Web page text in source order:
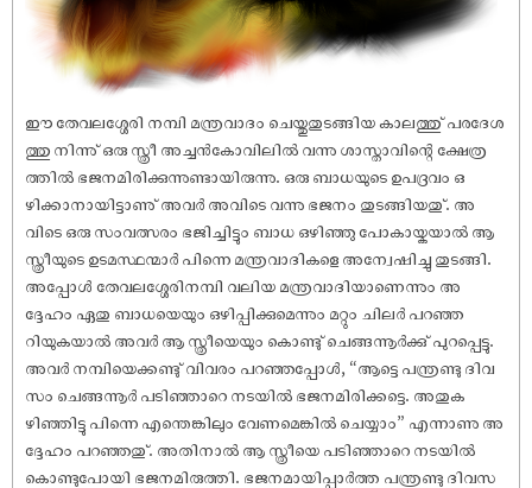
ഈ തേവലശ്ശേരി നമ്പി മന്ത്രവാദം ചെയ്തുതുടങ്ങിയ കാലത്തു് പരദേശ
ത്തു നിന്നു് ഒരു സ്ത്രീ അച്ചൻകോവിലിൽ വന്നു ശാസ്താവിന്റെ ക്ഷേത്ര
ത്തിൽ ഭജനമിരിക്കുന്നുണ്ടായിരുന്നു. ഒരു ബാധയുടെ ഉപദ്രവം ഒ
ഴിക്കാനായിട്ടാണു് അവർ അവിടെ വന്നു ഭജനം തുടങ്ങിയതു്. അ
വിടെ ഒരു സംവത്സരം ഭജിച്ചിട്ടും ബാധ ഒഴിഞ്ഞു പോകായ്കയാൽ ആ
സ്ത്രീയുടെ ഉടമസ്ഥന്മാർ പിന്നെ മന്ത്രവാദികളെ അന്വേ‌ഷിച്ചു തുടങ്ങി.
അപ്പോൾ തേവലശ്ശേരിനമ്പി വലിയ മന്ത്രവാദിയാണെന്നും അ
ദ്ദേഹം ഏതു ബാധയെയും ഒഴിപ്പിക്കുമെന്നും മറ്റും ചിലർ പറഞ്ഞ
റിയുകയാൽ അവർ ആ സ്ത്രീയെയും കൊണ്ടു് ചെങ്ങന്നൂർക്കു് പുറപ്പെട്ടു.
അവർ നമ്പിയെക്കണ്ടു് വിവരം പറഞ്ഞപ്പോൾ, “ആട്ടെ പന്ത്രണ്ടു ദിവ
സം ചെങ്ങന്നൂർ പടിഞ്ഞാറെ നടയിൽ ഭജനമിരിക്കട്ടെ. അതുക
ഴിഞ്ഞിട്ടു പിന്നെ എന്തെങ്കിലും വേണമെങ്കിൽ ചെയ്യാം” എന്നാണു അ
ദ്ദേഹം പറഞ്ഞതു്. അതിനാൽ ആ സ്ത്രീയെ പടിഞ്ഞാറെ നടയിൽ
കൊണ്ടുപോയി ഭജനമിരുത്തി. ഭജനമായിപ്പാർത്ത പന്ത്രണ്ടു ദിവസ